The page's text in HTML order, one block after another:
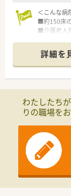
＜こんな病
■約150床
■介護老人
＜充実した
■院内託児
■職員食堂
■看護師や
あり。チー
■何でも話
■他の薬局
ことがあ
＜業務内容＞
■入院患者
行っていま
■注射調剤
詳細を
わたしたち
りの職場を